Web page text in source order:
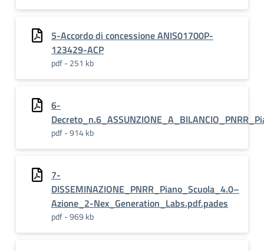
5-Accordo di concessione ANIS01700P-
123429-ACP
pdf - 251 kb
6-
pdf - 914 kb
7-
DISSEMINAZIONE_PNRR_Piano_Scuola_4.0–
Azione_2-Nex_Generation_Labs.pdf.pades
pdf - 969 kb